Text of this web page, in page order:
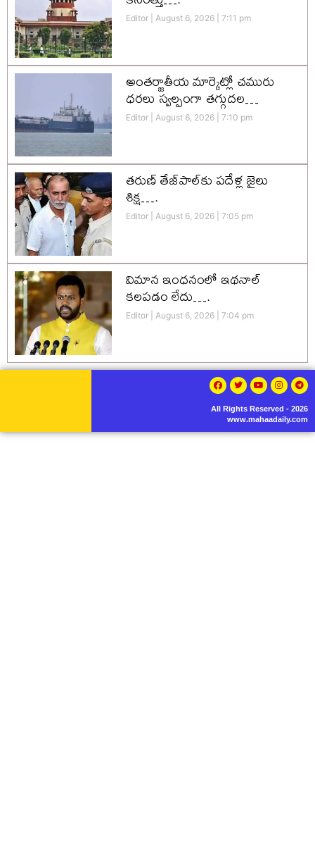
Editor August 6, 2026 7:11 pm
అంతర్జాతీయ మార్కెట్లో చమురు
ధరలు స్వల్పంగా తగ్గుదల…
Editor August 6, 2026 7:10 pm
తరుణ్ తేజ్‌పాల్‌కు పదేళ్ల జైలు
శిక్ష….
Editor August 6, 2026 7:05 pm
విమాన ఇంధనంలో ఇథనాల్
కలపడం లేదు….
Editor August 6, 2026 7:04 pm
All Rights Reserved - 2026
www.mahaadaily.com